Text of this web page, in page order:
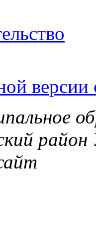
версии
район